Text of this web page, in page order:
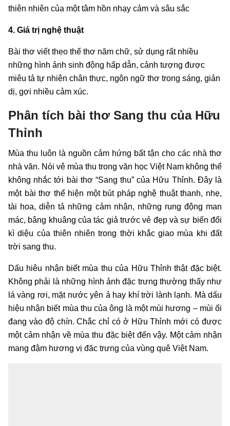
thiên nhiên của một tâm hồn nhạy cảm và sâu sắc
4. Giá trị nghệ thuật
Bài thơ viết theo thể thơ năm chữ, sử dụng rất nhiều
những hình ảnh sinh động hấp dẫn, cảnh tượng được
miêu tả tự nhiên chân thực, ngôn ngữ thơ trong sáng, giản
dị, gợi nhiều cảm xúc.
Phân tích bài thơ Sang thu của Hữu
Thỉnh
Mùa thu luôn là nguồn cảm hứng bất tận cho các nhà thơ
nhà văn. Nói vê mùa thu trong văn học Việt Nam không thể
không nhắc tới bài thơ “Sang thu” của Hữu Thỉnh. Đây là
một bài thơ thể hiện một bút pháp nghệ thuật thanh, nhẹ,
tài hoa, diễn tả những cảm nhận, những rung động man
mác, bâng khuâng của tác giả trước vẻ đẹp và sự biến đổi
kì diệu của thiên nhiên trong thời khắc giao mùa khi đất
trời sang thu.
Dấu hiêu nhận biết mùa thu của Hữu Thỉnh thật đặc biệt.
Không phải là những hình ảnh đặc trưng thường thấy như
lá vàng rơi, mặt nước yên ả hay khí trời lành lạnh. Mà dấu
hiệu nhận biết mùa thu của ông là một mùi hương – mùi ổi
đang vào độ chín. Chắc chỉ có ở Hữu Thỉnh mới có được
một cảm nhận về mùa thu đặc biệt đến vậy. Một cảm nhận
mang đậm hương vị đăc trưng của vùng quê Việt Nam.